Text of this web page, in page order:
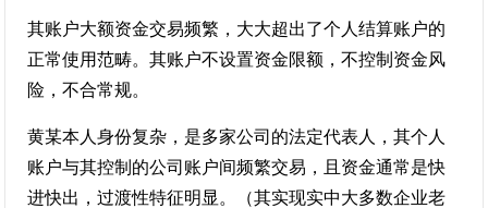
其账户大额资金交易频繁，大大超出了个人结算账户的
正常使用范畴。其账户不设置资金限额，不控制资金风
险，不合常规。
黄某本人身份复杂，是多家公司的法定代表人，其个人
账户与其控制的公司账户间频繁交易，且资金通常是快
进快出，过渡性特征明显。（其实现实中大多数企业老